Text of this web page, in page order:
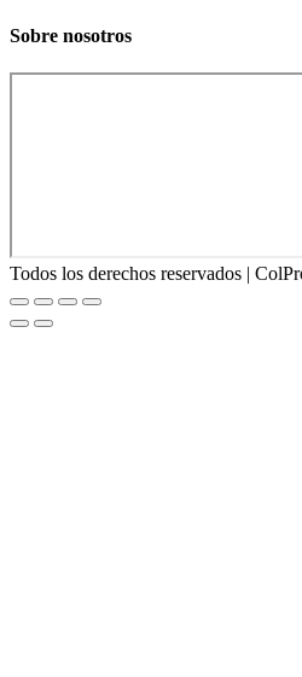
Sobre nosotros
Todos los derechos reservados |